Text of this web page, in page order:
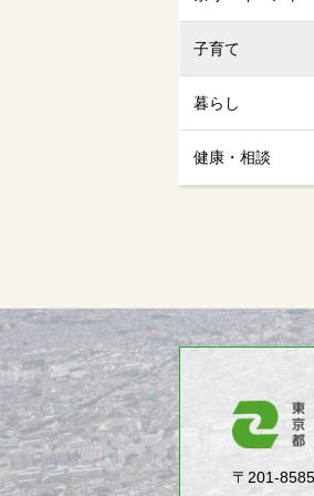
子育て
暮らし
健康・相談
〒201-